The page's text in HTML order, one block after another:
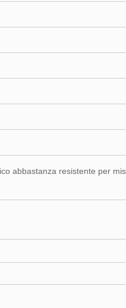
abbastanza resistente per